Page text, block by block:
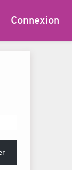
Connexion